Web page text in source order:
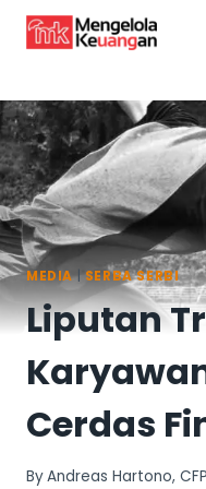
Skip
MEDIA|SERBA SERBI
Liputan
Cerdas
ByAndreas Hartono, CFP